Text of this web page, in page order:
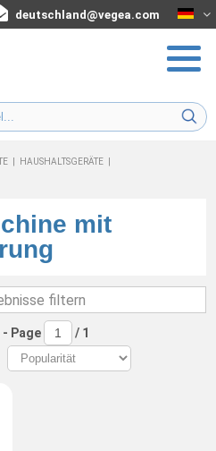
deutschland@vegea.com
HAUSHALTSGERÄTE
mit
filtern
- Page / 1